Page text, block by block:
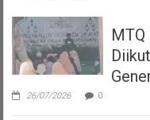
26/07/2026 0